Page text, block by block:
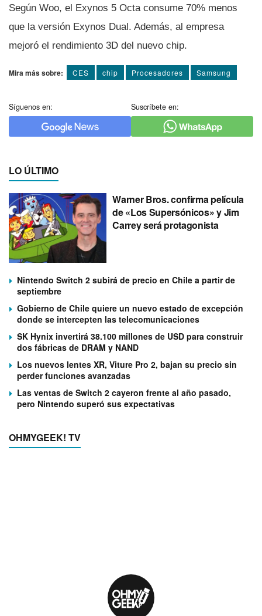
Según Woo, el Exynos 5 Octa consume 70% menos
que la versión Exynos Dual. Además, al empresa
mejoró el rendimiento 3D del nuevo chip.
Mira más sobre: CES chip Procesadores Samsung
Síguenos en: Suscríbete en:
LO ÚLTIMO
Warner Bros. confirma película
de «Los Supersónicos» y Jim
Carrey será protagonista
Nintendo Switch 2 subirá de precio en Chile a partir de
septiembre
Gobierno de Chile quiere un nuevo estado de excepción
donde se intercepten las telecomunicaciones
SK Hynix invertirá 38.100 millones de USD para construir
dos fábricas de DRAM y NAND
Los nuevos lentes XR, Viture Pro 2, bajan su precio sin
perder funciones avanzadas
Las ventas de Switch 2 cayeron frente al año pasado,
pero Nintendo superó sus expectativas
OHMYGEEK! TV